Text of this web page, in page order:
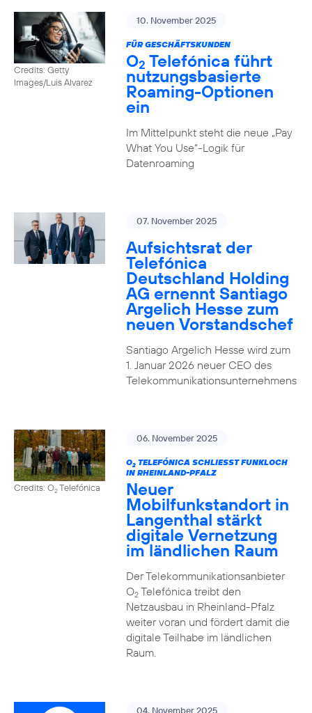
Credits: Getty
Images/Luis Alvarez
10. November 2025
FÜR GESCHÄFTSKUNDEN
O2 Telefónica führt
nutzungs­basierte
Roaming-Optionen
ein
Im Mittelpunkt steht die neue „Pay
What You Use“-Logik für
Datenroaming
07. November 2025
Aufsichtsrat der
Telefónica
Deutschland Holding
AG ernennt Santiago
Argelich Hesse zum
neuen Vorstandschef
Santiago Argelich Hesse wird zum
1. Januar 2026 neuer CEO des
Telekommunikationsunternehmens
Credits: O2Telefónica
06. November 2025
O2TELEFÓNICA SCHLIESST FUNKLOCH I
N RHEINLAND-PFALZ
Neuer
Mobilfunkstandort in
Langenthal stärkt
digitale Vernetzung
im ländlichen Raum
Der Telekommunikationsanbieter
O2Telefónica treibt den
Netzausbau in Rheinland-Pfalz
weiter voran und fördert damit die
digitale Teilhabe im ländlichen
Raum.
04. November 2025